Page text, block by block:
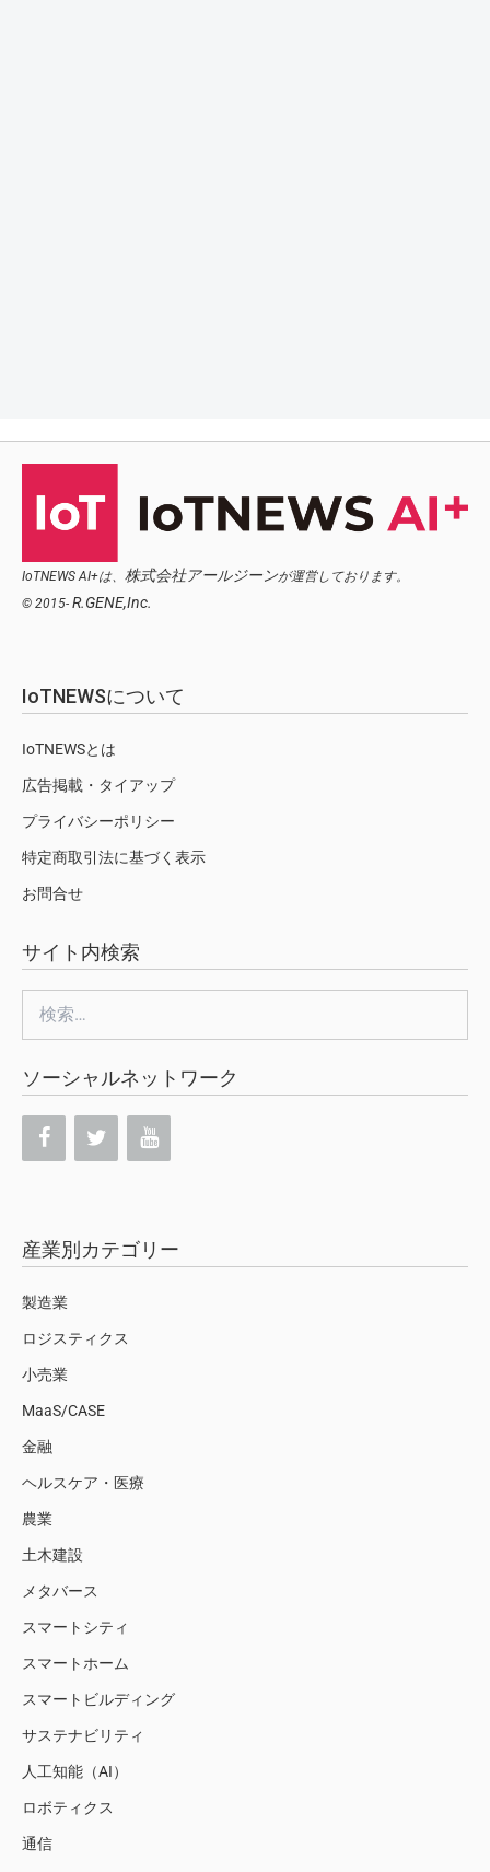
IoTNEWS AI+は、 株式会社アールジーンが運営しております。
© 2015- R.GENE,Inc.
IoTNEWSについて
IoTNEWSとは
広告掲載・タイアップ
プライバシーポリシー
特定商取引法に基づく表示
お問合せ
サイト内検索
索:
ソーシャルネットワーク
産業別カテゴリー
製造業
ロジスティクス
小売業
MaaS/CASE
金融
ヘルスケア・医療
農業
土木建設
メタバース
スマートシティ
スマートホーム
スマートビルディング
サステナビリティ
人工知能（AI）
ロボティクス
通信